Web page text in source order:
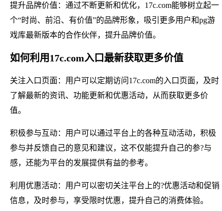
提升品牌价值：通过不断更新和优化，17c.com能够树立起一
个“时尚、前沿、有价值”的品牌形象，吸引更多用户和pg游
戏库最新版本的合作伙伴，提升品牌价值。
如何利用17c.com入口最新获取更多价值
关注入口页面：用户可以定期访问17c.com的入口页面，及时
了解最新的资讯、功能更新和优惠活动，从而获取更多价
值。
积极参与互动：用户可以通过平台上的各种互动活动，积极
参与并反馈自己的意见和建议，这不仅能提升自己的参?与
感，还能为平台的发展提供有益的参考。
利用优惠活动：用户可以密切关注平台上的?优惠活动和促销
信息，及时参与，享受限时优惠，提升自己的消费体验。